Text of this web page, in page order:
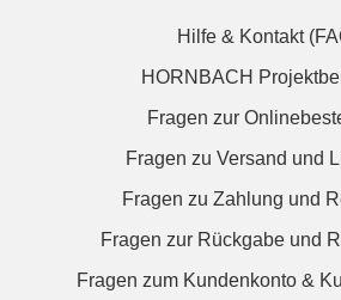
Hilfe & Kontakt
HORNBACH
Fragen zur
Fragen zu Versand und
Fragen zu Zahlung und
Fragen zur Rückgabe und
Fragen zum Kundenkonto &